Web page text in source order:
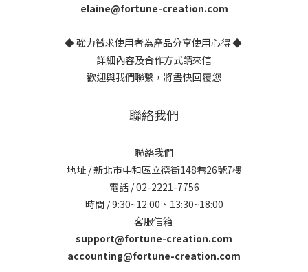
elaine@fortune-creation.com
◆ 強力徵求使用者為產品分享使用心得 ◆
詳細內容及合作方式請來信
歡迎與我們聯繫，將盡快回覆您
聯絡我們
聯絡我們
地址 / 新北市中和區立德街148巷26號7樓
電話 / 02-2221-7756
時間 / 9:30~12:00、13:30~18:00
客服信箱
support@fortune-creation.com
accounting@fortune-creation.com